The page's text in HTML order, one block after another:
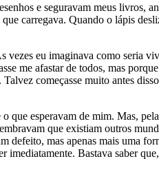
e seguravam meus livros,
carregava. Quando o lápis
eu imaginava como seria
me afastar de todos, mas
começasse muito antes
que esperavam de mim. Mas,
que existiam outros
mas apenas mais uma
Bastava saber